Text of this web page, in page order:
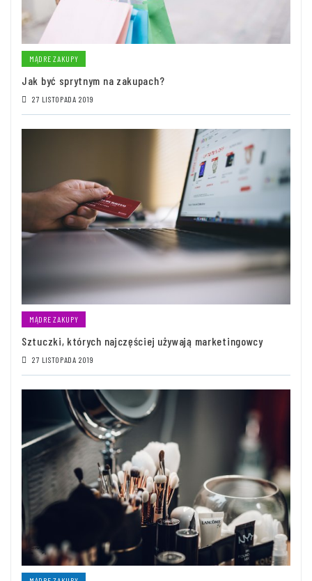
MĄDRE ZAKUPY
Jak być sprytnym na zakupach?
27 LISTOPADA 2019
MĄDRE ZAKUPY
Sztuczki, których najczęściej używają marketingowcy
27 LISTOPADA 2019